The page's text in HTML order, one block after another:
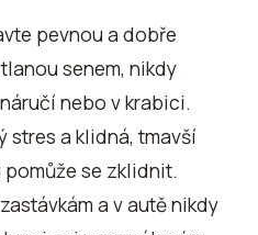
pevnou a dobře
senem, nikdy
nebo v krabici.
stres a klidná, tmavší
se zklidnit.
a v autě nikdy